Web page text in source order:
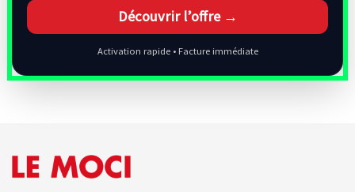
Découvrir l’offre →
Activation rapide • Facture immédiate